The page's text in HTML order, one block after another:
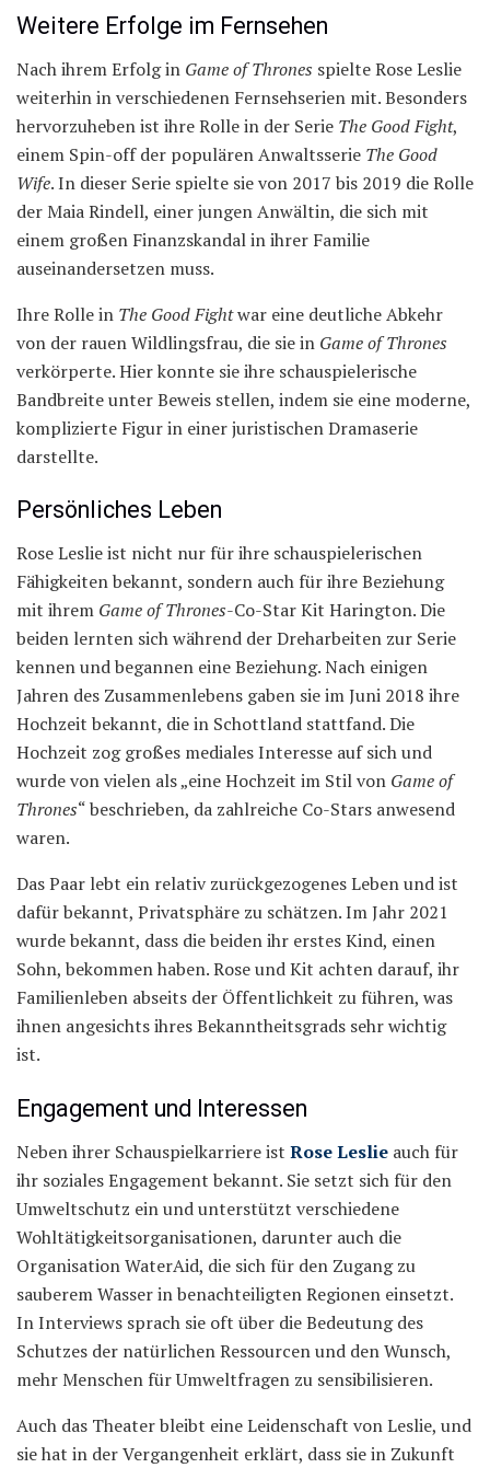
Weitere Erfolge im Fernsehen
Nach ihrem Erfolg in Game of Thrones spielte Rose Leslie
weiterhin in verschiedenen Fernsehserien mit. Besonders
hervorzuheben ist ihre Rolle in der Serie The Good Fight,
einem Spin-off der populären Anwaltsserie The Good
Wife. In dieser Serie spielte sie von 2017 bis 2019 die Rolle
der Maia Rindell, einer jungen Anwältin, die sich mit
einem großen Finanzskandal in ihrer Familie
auseinandersetzen muss.
Ihre Rolle in The Good Fightwar eine deutliche Abkehr
von der rauen Wildlingsfrau, die sie in Game of Thrones
verkörperte. Hier konnte sie ihre schauspielerische
Bandbreite unter Beweis stellen, indem sie eine moderne,
komplizierte Figur in einer juristischen Dramaserie
darstellte.
Persönliches Leben
Rose Leslie ist nicht nur für ihre schauspielerischen
Fähigkeiten bekannt, sondern auch für ihre Beziehung
mit ihrem Game of Thrones-Co-Star Kit Harington. Die
beiden lernten sich während der Dreharbeiten zur Serie
kennen und begannen eine Beziehung. Nach einigen
Jahren des Zusammenlebens gaben sie im Juni 2018 ihre
Hochzeit bekannt, die in Schottland stattfand. Die
Hochzeit zog großes mediales Interesse auf sich und
wurde von vielen als „eine Hochzeit im Stil von Game of
Thrones“ beschrieben, da zahlreiche Co-Stars anwesend
waren.
Das Paar lebt ein relativ zurückgezogenes Leben und ist
dafür bekannt, Privatsphäre zu schätzen. Im Jahr 2021
wurde bekannt, dass die beiden ihr erstes Kind, einen
Sohn, bekommen haben. Rose und Kit achten darauf, ihr
Familienleben abseits der Öffentlichkeit zu führen, was
ihnen angesichts ihres Bekanntheitsgrads sehr wichtig
ist.
Engagement und Interessen
Neben ihrer Schauspielkarriere ist Rose Leslie auch für
ihr soziales Engagement bekannt. Sie setzt sich für den
Umweltschutz ein und unterstützt verschiedene
Wohltätigkeitsorganisationen, darunter auch die
Organisation WaterAid, die sich für den Zugang zu
sauberem Wasser in benachteiligten Regionen einsetzt.
In Interviews sprach sie oft über die Bedeutung des
Schutzes der natürlichen Ressourcen und den Wunsch,
mehr Menschen für Umweltfragen zu sensibilisieren.
Auch das Theater bleibt eine Leidenschaft von Leslie, und
sie hat in der Vergangenheit erklärt, dass sie in Zukunft